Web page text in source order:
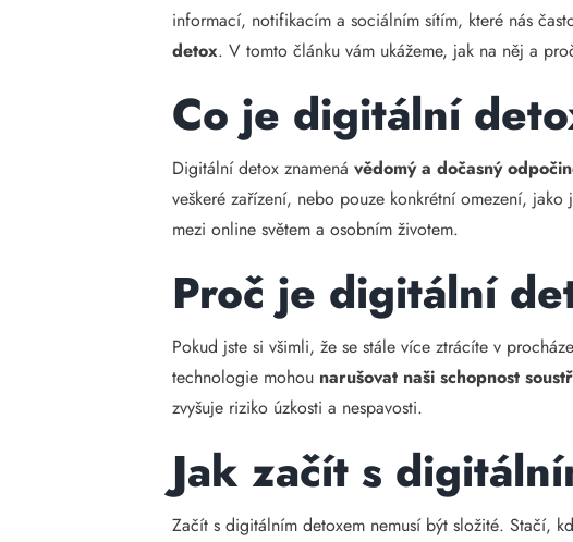
informací, notifikacím a sociálním sítím, které nás
detox. V tomto článku vám ukážeme, jak na něj a
Co je digitální
Digitální detox znamenávědomý a dočasný
veškeré zařízení, nebo pouze konkrétní omezení,
mezi online světem a osobním životem.
Proč je digitální
Pokud jste si všimli, že se stále více ztrácíte v
technologie mohou narušovat naši schopnost
zvyšuje riziko úzkosti a nespavosti.
Jak začít s
Začít s digitálním detoxem nemusí být složité. Stačí,